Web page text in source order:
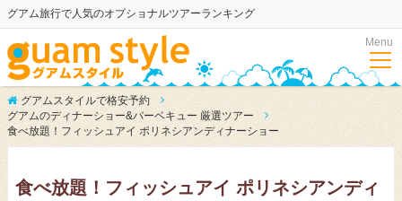
グアム旅行で人気のオプショナルツアーランキング
Menu
グアムスタイルで格安予約
グアムのディナーショー&バーベキュー 厳選ツアー
食べ放題！フィッシュアイ ポリネシアンディナーショー
食べ放題！フィッシュアイ ポリネシアンディ